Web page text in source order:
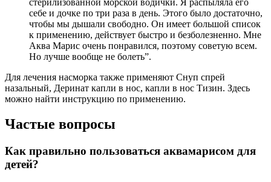
себе и дочке по три раза в день. Этого было достаточно,
чтобы мы дышали свободно. Он имеет большой список
к применению, действует быстро и безболезненно. Мне
Аква Марис очень понравился, поэтому советую всем.
Но лучше вообще не болеть”.
Для лечения насморка также применяют Снуп спрей
назальный, Деринат капли в нос, капли в нос Тизин. Здесь
можно найти инструкцию по применению.
Частые вопросы
Как правильно пользоваться аквамарисом для
детей?